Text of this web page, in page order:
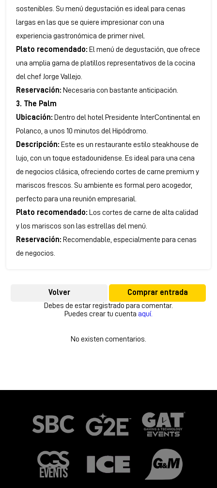
sostenibles. Su menú degustación es ideal para cenas
largas en las que se quiere impresionar con una
experiencia gastronómica de primer nivel.
Plato recomendado: El menú de degustación, que ofrece
una amplia gama de platillos representativos de la cocina
del chef Jorge Vallejo.
Reservación: Necesaria con bastante anticipación.
3. The Palm
Ubicación: Dentro del hotel Presidente InterContinental en
Polanco, a unos 10 minutos del Hipódromo.
Descripción: Este es un restaurante estilo steakhouse de
lujo, con un toque estadounidense. Es ideal para una cena
de negocios clásica, ofreciendo cortes de carne premium y
mariscos frescos. Su ambiente es formal pero acogedor,
perfecto para una reunión empresarial.
Plato recomendado: Los cortes de carne de alta calidad
y los mariscos son las estrellas del menú.
Reservación: Recomendable, especialmente para cenas
de negocios.
Volver
Comprar entrada
Debes de estar registrado para comentar.
Puedes crear tu cuenta aquí.
No existen comentarios.